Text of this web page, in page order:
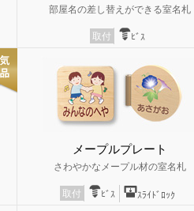
部屋名の差し替えができる室名札
取付 ﾋﾞｽ
メープルプレート
さわやかなメープル材の室名札
取付 ﾋﾞｽ ｽﾗｲﾄﾞﾛｯｸ